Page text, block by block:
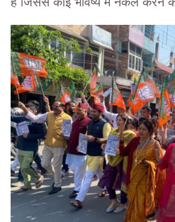
हैं जिससे कोई भविष्य में नकल करने